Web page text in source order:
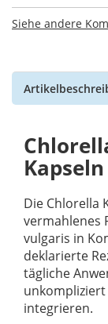
Siehe andere
Kapseln
Die Chlorella
vermahlenes
vulgaris in
deklarierte
tägliche
integrieren.